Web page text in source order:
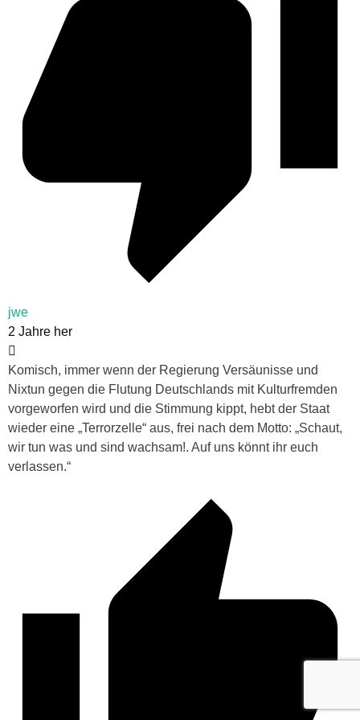
jwe
2 Jahre her
Komisch, immer wenn der Regierung Versäunisse und
Nixtun gegen die Flutung Deutschlands mit Kulturfremden
vorgeworfen wird und die Stimmung kippt, hebt der Staat
wieder eine „Terrorzelle“ aus, frei nach dem Motto: „Schaut,
wir tun was und sind wachsam!. Auf uns könnt ihr euch
verlassen.“